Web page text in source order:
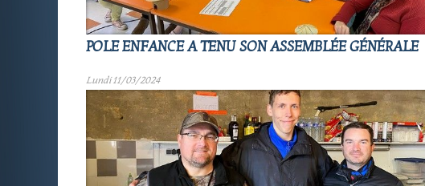
POLE ENFANCE A TENU SON ASSEMBLÉE GÉNÉRALE
Lundi 11/03/2024